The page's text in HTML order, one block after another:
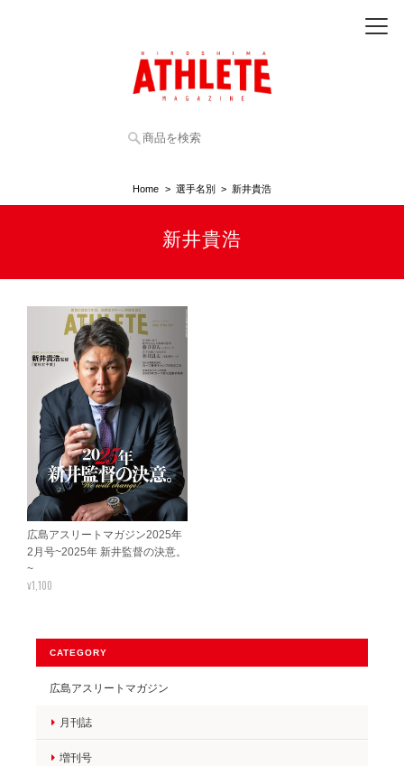
Home 選手名別 新井貴浩
新井貴浩
広島アスリートマガジン2025年
2月号~2025年 新井監督の決意。
~
¥1,100
CATEGORY
広島アスリートマガジン
月刊誌
増刊号